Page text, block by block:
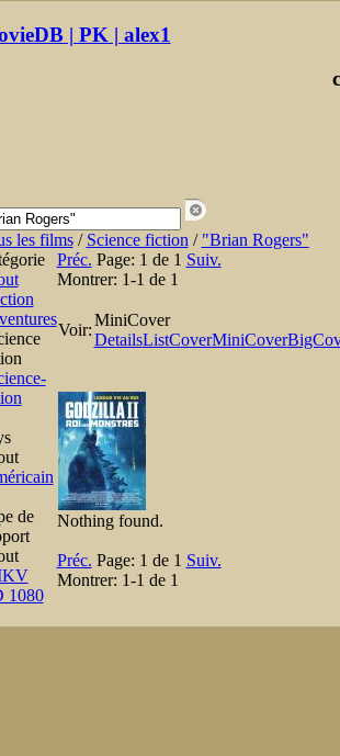
| PK | alex1
les films/ Science fiction/ "Brian Rogers"
de
1080
Préc. Page: 1 de 1 Suiv.
Montrer: 1-1 de 1
Voir:
MiniCover
DetailsListCoverMiniCover
Nothing found.
Préc. Page: 1 de 1 Suiv.
Montrer: 1-1 de 1